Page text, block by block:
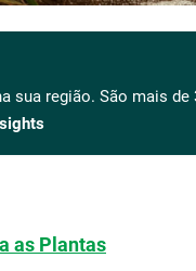
sua região. São mais
as Plantas